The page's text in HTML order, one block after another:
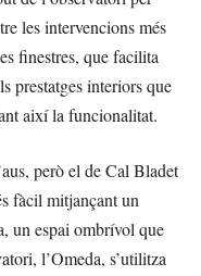
les intervencions més
finestres, que facilita
prestatges interiors que
així la funcionalitat.
però el de Cal Bladet
fàcil mitjançant un
un espai ombrívol que
l’Omeda, s’utilitza